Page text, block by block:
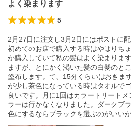
よく染まります
5
2月27日に注文し3月2日にはポストに
初めてのお店で購入する時はやはりち
か購入していて私の髪はよく染まりま
ますが、とにかく渇いた髪の白髪のと
塗布します。で、15分くらいはおきま
が少し茶色になっている時はタオルで
良いです。月に1回はカラートリート
ラーは行かなくなりました。ダークブ
色にするならブラックを選ぶのがいい